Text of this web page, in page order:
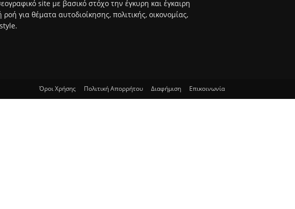
site με βασικό στόχο την έγκυρη και έγκαιρη
για θέματα αυτοδιοίκησης, πολιτικής, οικονομίας,
Όροι Χρήσης Πολιτική Απορρήτου Διαφήμιση Επικοινωνία